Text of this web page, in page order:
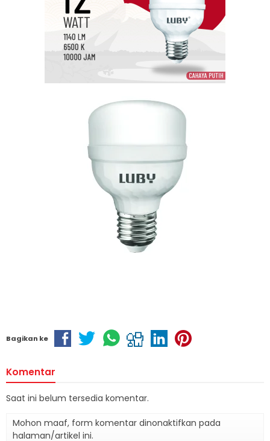
Bagikan ke
Komentar
Saat ini belum tersedia komentar.
Mohon maaf, form komentar dinonaktifkan pada
halaman/artikel ini.